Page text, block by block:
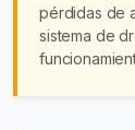
pérdidas de
sistema de